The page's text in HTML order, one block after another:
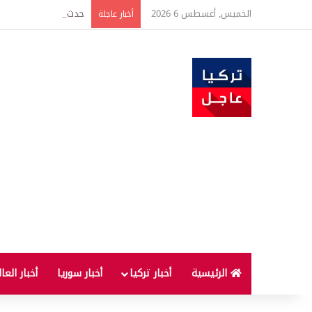
الخميس, أغسطس 6 2026 أخبار عاجلة حدث فريد من نوعه بين
الرئيسية أخبار تركيا أخبار سوريا أخبار